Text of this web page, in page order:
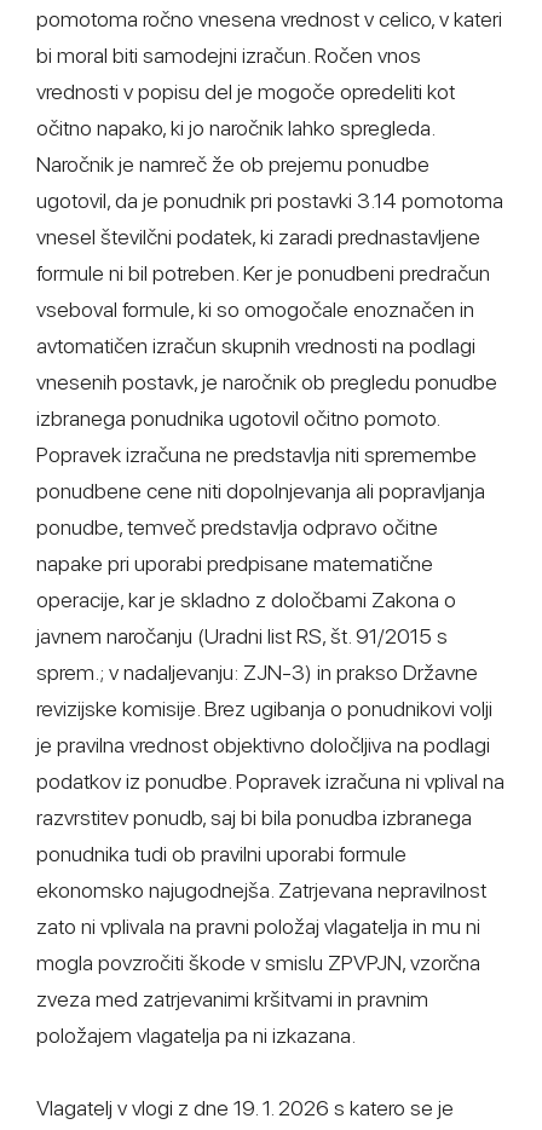
pomotoma ročno vnesena vrednost v celico, v kateri
bi moral biti samodejni izračun. Ročen vnos
vrednosti v popisu del je mogoče opredeliti kot
očitno napako, ki jo naročnik lahko spregleda.
Naročnik je namreč že ob prejemu ponudbe
ugotovil, da je ponudnik pri postavki 3.14 pomotoma
vnesel številčni podatek, ki zaradi prednastavljene
formule ni bil potreben. Ker je ponudbeni predračun
vseboval formule, ki so omogočale enoznačen in
avtomatičen izračun skupnih vrednosti na podlagi
vnesenih postavk, je naročnik ob pregledu ponudbe
izbranega ponudnika ugotovil očitno pomoto.
Popravek izračuna ne predstavlja niti spremembe
ponudbene cene niti dopolnjevanja ali popravljanja
ponudbe, temveč predstavlja odpravo očitne
napake pri uporabi predpisane matematične
operacije, kar je skladno z določbami Zakona o
javnem naročanju (Uradni list RS, št. 91/2015 s
sprem.; v nadaljevanju: ZJN-3) in prakso Državne
revizijske komisije. Brez ugibanja o ponudnikovi volji
je pravilna vrednost objektivno določljiva na podlagi
podatkov iz ponudbe. Popravek izračuna ni vplival na
razvrstitev ponudb, saj bi bila ponudba izbranega
ponudnika tudi ob pravilni uporabi formule
ekonomsko najugodnejša. Zatrjevana nepravilnost
zato ni vplivala na pravni položaj vlagatelja in mu ni
mogla povzročiti škode v smislu ZPVPJN, vzorčna
zveza med zatrjevanimi kršitvami in pravnim
položajem vlagatelja pa ni izkazana.
Vlagatelj v vlogi z dne 19. 1. 2026 s katero se je